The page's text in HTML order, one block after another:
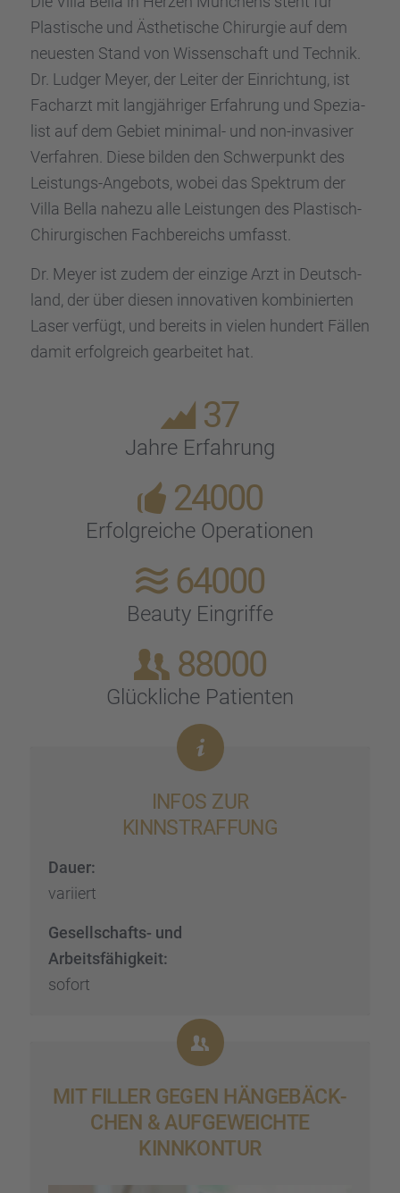
Plasti­sche und Ästhe­ti­sche Chirur­gie auf dem
neues­ten Stand von Wissen­schaft und Technik.
Dr. Ludger Meyer, der Leiter der Einrich­tung, ist
Facharzt mit langjäh­ri­ger Erfah­rung und Spezia­
list auf dem Gebiet minimal- und non-invasi­ver
Verfah­ren. Diese bilden den Schwer­punkt des
Leistungs-Angebots, wobei das Spektrum der
Villa Bella nahezu alle Leistun­gen des Plastisch-
Chirur­gi­schen Fachbe­reichs umfasst.
Dr. Meyer ist zudem der einzige Arzt in Deutsch­
land, der über diesen innova­ti­ven kombi­nier­ten
Laser verfügt, und bereits in vielen hundert Fällen
damit erfolg­reich gearbei­tet hat.
37
Jahre Erfah­rung
24000
Erfolg­rei­che Opera­tio­nen
64000
Beauty Eingriffe
88000
Glück­li­che Patien­ten
INFOS ZUR
KINNSTRAF­FUNG
Dauer:
variiert
Gesell­schafts- und
Arbeits­fä­hig­keit:
sofort
MIT FILLER GEGEN HÄNGE­BÄCK­
CHEN & AUFGE­WEICHTE
KINNKON­TUR